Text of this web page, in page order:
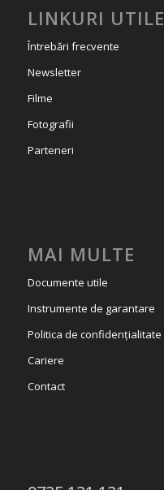
LINKURI UTILE
Întrebări frecvente
Newsletter
Filme
Fotografii
Parteneri
MAI MULTE
Documente utile
Instrumente de garantare
Politica de confidențialitate
Cariere
Contact